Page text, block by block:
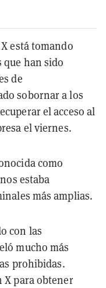
está tomando
que han sido
de
sobornar a los
el acceso al
el viernes.
como
estaba
más amplias.
con las
mucho más
prohibidas.
X para obtener